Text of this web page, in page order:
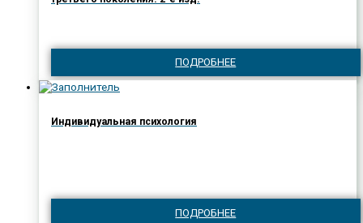
ПОДРОБНЕЕ
Индивидуальная психология
ПОДРОБНЕЕ